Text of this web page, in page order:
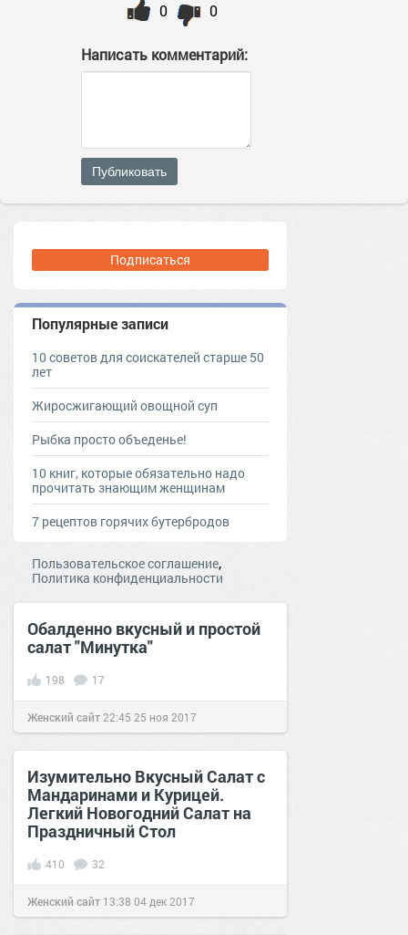
0
0
Написать комментарий:
Публиковать
Подписаться
Популярные записи
10 советов для соискателей старше 50
лет
Жиросжигающий овощной суп
Рыбка просто объеденье!
10 книг, которые обязательно надо
прочитать знающим женщинам
7 рецептов горячих бутербродов
Пользовательское соглашение,
Политика конфиденциальности
Обалденно вкусный и простой
салат "Минутка"
198 17
Женский сайт 22:45 25 ноя 2017
Изумительно Вкусный Салат с
Мандаринами и Курицей.
Легкий Новогодний Салат на
Праздничный Стол
410 32
Женский сайт 13:38 04 дек 2017